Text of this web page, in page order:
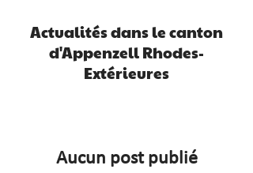
Actualités dans le canton
d'Appenzell Rhodes-
Extérieures
Aucun post publié